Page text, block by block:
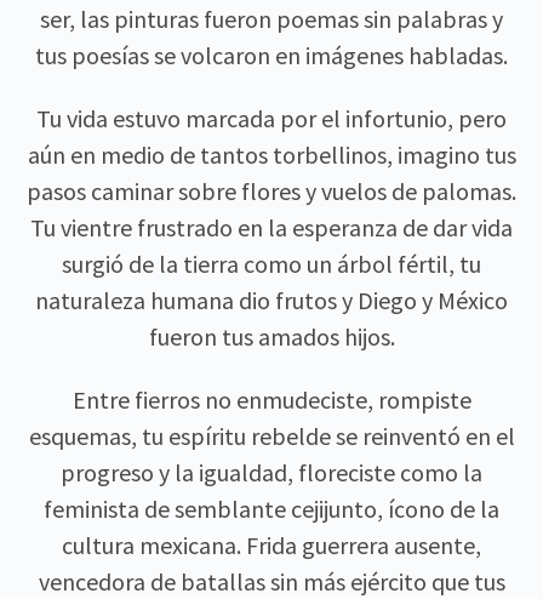
ser, las pinturas fueron poemas sin palabras y
tus poesías se volcaron en imágenes habladas.
Tu vida estuvo marcada por el infortunio, pero
aún en medio de tantos torbellinos, imagino tus
pasos caminar sobre flores y vuelos de palomas.
Tu vientre frustrado en la esperanza de dar vida
surgió de la tierra como un árbol fértil, tu
naturaleza humana dio frutos y Diego y México
fueron tus amados hijos.
Entre fierros no enmudeciste, rompiste
esquemas, tu espíritu rebelde se reinventó en el
progreso y la igualdad, floreciste como la
feminista de semblante cejijunto, ícono de la
cultura mexicana. Frida guerrera ausente,
vencedora de batallas sin más ejército que tus